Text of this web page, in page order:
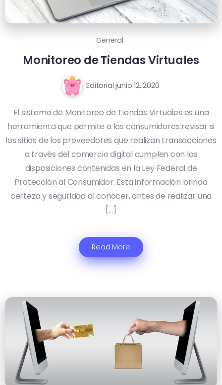
General
Monitoreo de Tiendas Virtuales
Editorial junio 12, 2020
El sistema de Monitoreo de Tiendas Virtuales es una
herramienta que permite a los consumidores revisar si
los sitios de los proveedores que realizan transacciones
a través del comercio digital cumplen con las
disposiciones contenidas en la Ley Federal de
Protección al Consumidor. Esta información brinda
certeza y seguridad al conocer, antes de realizar una
[…]
Read More